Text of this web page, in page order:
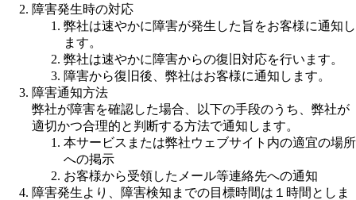
障害発生時の対応
弊社は速やかに障害が発生した旨をお客様に通知し
ます。
弊社は速やかに障害からの復旧対応を行います。
障害から復旧後、弊社はお客様に通知します。
障害通知方法
弊社が障害を確認した場合、以下の手段のうち、弊社が
適切かつ合理的と判断する方法で通知します。
本サービスまたは弊社ウェブサイト内の適宜の場所
への掲示
お客様から受領したメール等連絡先への通知
障害発生より、障害検知までの目標時間は１時間としま